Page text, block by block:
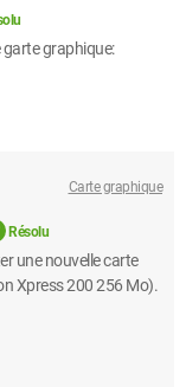
garte graphique:
Carte graphique
Résolu
une nouvelle carte
Xpress 200 256 Mo).